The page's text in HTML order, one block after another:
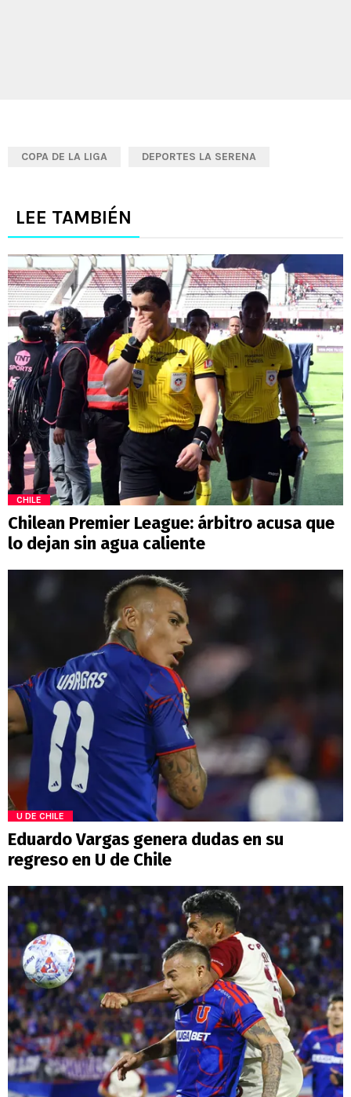
COPA DE LA LIGA DEPORTES LA SERENA
LEE TAMBIÉN
CHILE
Chilean Premier League: árbitro acusa que
lo dejan sin agua caliente
U DE CHILE
Eduardo Vargas genera dudas en su
regreso en U de Chile